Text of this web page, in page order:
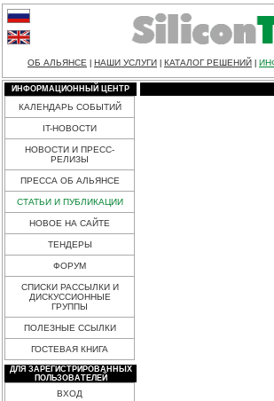
ОБ АЛЬЯНСЕ НАШИ УСЛУГИ КАТАЛОГ РЕШЕНИЙ
ИНФОРМАЦИОННЫЙ ЦЕНТР
КАЛЕНДАРЬ СОБЫТИЙ
IT-НОВОСТИ
НОВОСТИ И ПРЕСС-
РЕЛИЗЫ
ПРЕССА ОБ АЛЬЯНСЕ
СТАТЬИ И ПУБЛИКАЦИИ
НОВОЕ НА САЙТЕ
ТЕНДЕРЫ
ФОРУМ
СПИСКИ РАССЫЛКИ И
ДИСКУССИОННЫЕ
ГРУППЫ
ПОЛЕЗНЫЕ ССЫЛКИ
ГОСТЕВАЯ КНИГА
ДЛЯ ЗАРЕГИСТРИРОВАННЫХ
ПОЛЬЗОВАТЕЛЕЙ
ВХОД